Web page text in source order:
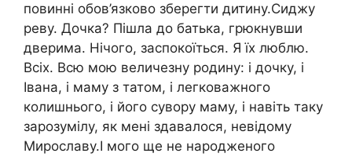
повинні обов’язково зберегти дитину.Сиджу
реву. Дочка? Пішла до батька, грюкнувши
дверима. Нічого, заспокоїться. Я їх люблю.
Всіх. Всю мою величезну родину: і дочку, і
Івана, і маму з татом, і легковажного
колишнього, і його сувору маму, і навіть таку
зарозумілу, як мені здавалося, невідому
Мирославу.І мого ще не народженого